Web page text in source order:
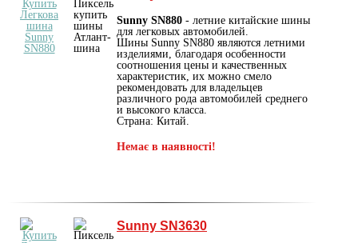
Sunny SN880 - летние китайские шины
для легковых автомобилей.
Шины Sunny SN880 являются летними
изделиями, благодаря особенности
соотношения цены и качественных
характеристик, их можно смело
рекомендовать для владельцев
различного рода автомобилей среднего
и высокого класса.
Страна: Китай.
Немає в наявності!
Sunny SN3630